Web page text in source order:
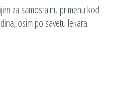
za samostalnu primenu kod
osim po savetu lekara.